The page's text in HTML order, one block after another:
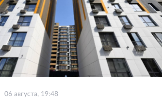
06 августа, 19:48